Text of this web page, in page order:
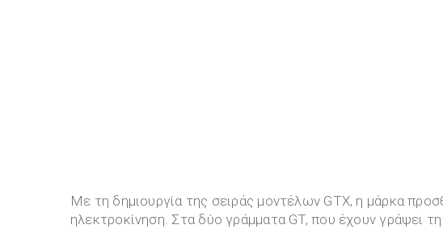
Με τη δημιουργία της σειράς μοντέλων GTX, η μάρκα
ηλεκτροκίνηση. Στα δύο γράμματα GT, που έχουν γράψει